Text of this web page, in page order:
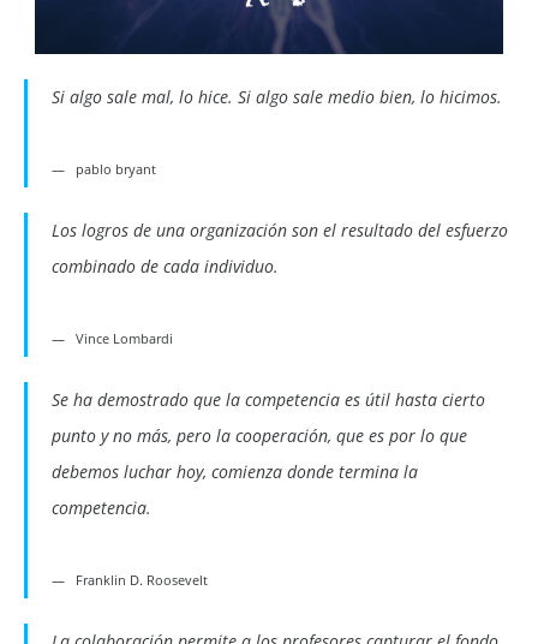
Si algo sale mal, lo hice. Si algo sale medio bien, lo hicimos.
pablo bryant
Los logros de una organización son el resultado del esfuerzo
combinado de cada individuo.
Vince Lombardi
Se ha demostrado que la competencia es útil hasta cierto
punto y no más, pero la cooperación, que es por lo que
debemos luchar hoy, comienza donde termina la
competencia.
Franklin D. Roosevelt